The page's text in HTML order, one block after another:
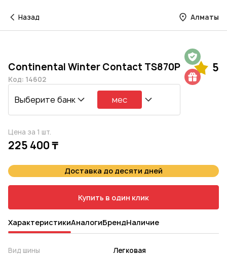
Назад Алматы
Continental Winter Contact TS870P 5
Код: 14602
Выберите банк мес
Цена за 1 шт.
225 400 ₸
Доставка до десяти дней
Купить в один клик
ХарактеристикиАналогиБрендНаличие
Вид шины
Легковая